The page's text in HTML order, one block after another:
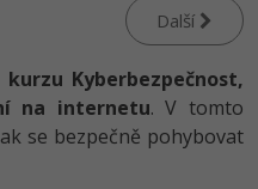
Další
kurzu Kyberbezpečnost,
na internetu. V tomto
se bezpečně pohybovat